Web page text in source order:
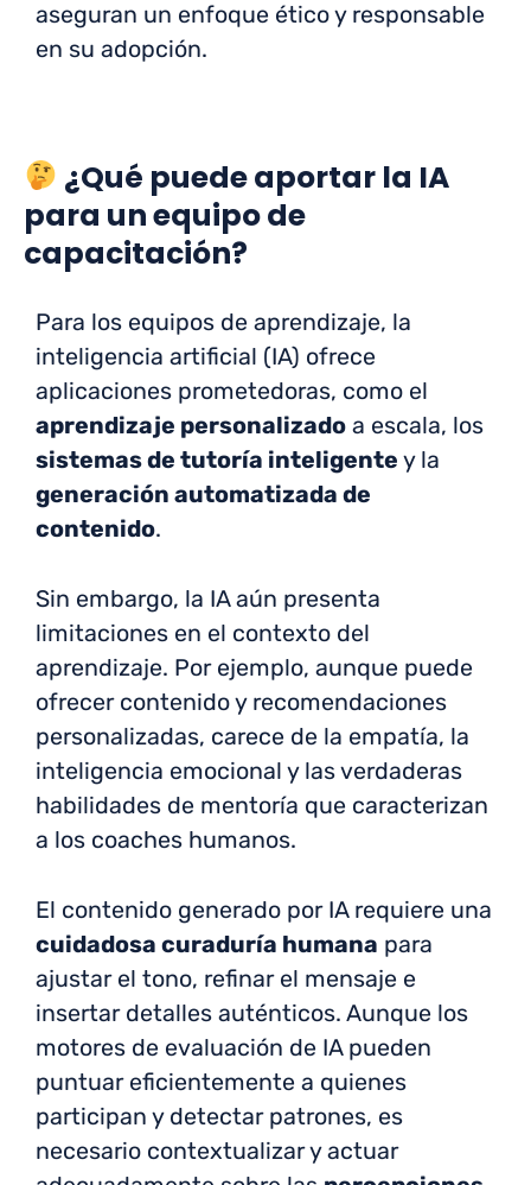
aseguran un enfoque ético y responsable
en su adopción.
¿Qué puede aportar la IA
para un equipo de
capacitación?
Para los equipos de aprendizaje, la
inteligencia artificial (IA) ofrece
aplicaciones prometedoras, como el
aprendizaje personalizado a escala, los
sistemas de tutoría inteligente y la
generación automatizada de
contenido.
Sin embargo, la IA aún presenta
limitaciones en el contexto del
aprendizaje. Por ejemplo, aunque puede
ofrecer contenido y recomendaciones
personalizadas, carece de la empatía, la
inteligencia emocional y las verdaderas
habilidades de mentoría que caracterizan
a los coaches humanos.
El contenido generado por IA requiere una
cuidadosa curaduría humana para
ajustar el tono, refinar el mensaje e
insertar detalles auténticos. Aunque los
motores de evaluación de IA pueden
puntuar eficientemente a quienes
participan y detectar patrones, es
necesario contextualizar y actuar